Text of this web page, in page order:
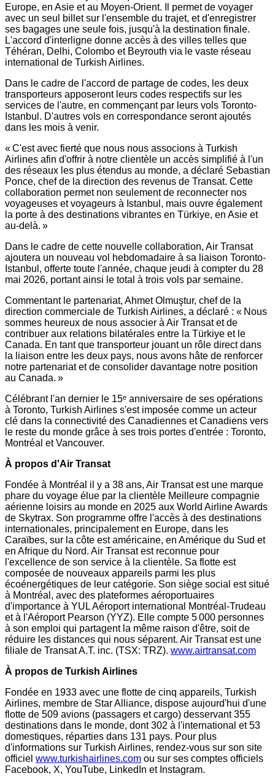
Europe, en Asie et au Moyen-Orient. Il permet de voyager
avec un seul billet sur l'ensemble du trajet, et d'enregistrer
ses bagages une seule fois, jusqu'à la destination finale.
L'accord d'interligne donne accès à des villes telles que
Téhéran, Delhi, Colombo et Beyrouth via le vaste réseau
international de Turkish Airlines.
Dans le cadre de l'accord de partage de codes, les deux
transporteurs apposeront leurs codes respectifs sur les
services de l'autre, en commençant par leurs vols Toronto-
Istanbul . D'autres vols en correspondance seront ajoutés
dans les mois à venir.
« C'est avec fierté que nous nous associons à Turkish
Airlines afin d'offrir à notre clientèle un accès simplifié à l'un
des réseaux les plus étendus au monde, a déclaré Sebastian
Ponce, chef de la direction des revenus de Transat. Cette
collaboration permet non seulement de reconnecter nos
voyageuses et voyageurs à Istanbul , mais ouvre également
la porte à des destinations vibrantes en Türkiye, en Asie et
au-delà. »
Dans le cadre de cette nouvelle collaboration, Air Transat
ajoutera un nouveau vol hebdomadaire à sa liaison Toronto-
Istanbul , offerte toute l'année, chaque jeudi à compter du 28
mai 2026, portant ainsi le total à trois vols par semaine.
Commentant le partenariat, Ahmet Olmuştur, chef de la
direction commerciale de Turkish Airlines, a déclaré : « Nous
sommes heureux de nous associer à Air Transat et de
contribuer aux relations bilatérales entre la Türkiye et le
Canada. En tant que transporteur jouant un rôle direct dans
la liaison entre les deux pays, nous avons hâte de renforcer
notre partenariat et de consolider davantage notre position
au Canada. »
Célébrant l'an dernier le 15ᵉ anniversaire de ses opérations
à Toronto, Turkish Airlines s'est imposée comme un acteur
clé dans la connectivité des Canadiennes et Canadiens vers
le reste du monde grâce à ses trois portes d'entrée : Toronto,
Montréal etVancouver.
À propos d'Air Transat
Fondée à Montréal il y a 38 ans, Air Transat est une marque
phare du voyage élue par la clientèle Meilleure compagnie
aérienne loisirs au monde en 2025 aux World Airline Awards
de Skytrax. Son programme offre l'accès à des destinations
internationales, principalement en Europe, dans les
Caraïbes, sur la côte est américaine, en Amérique du Sud et
en Afrique du Nord. Air Transat est reconnue pour
l'excellence de son service à la clientèle. Sa flotte est
composée de nouveaux appareils parmi les plus
écoénergétiques de leur catégorie. Son siège social est situé
à Montréal, avec des plateformes aéroportuaires
d'importance à YUL Aéroport international Montréal-Trudeau
et à l'Aéroport Pearson (YYZ). Elle compte 5 000 personnes
à son emploi qui partagent la même raison d'être, soit de
réduire les distances qui nous séparent. Air Transat est une
filiale de Transat A.T. inc. (TSX: TRZ). www.airtransat.com
À propos de Turkish Airlines
Fondée en 1933 avec une flotte de cinq appareils, Turkish
Airlines, membre de Star Alliance, dispose aujourd'hui d'une
flotte de 509 avions (passagers et cargo) desservant 355
destinations dans le monde, dont 302 à l'international et 53
domestiques, réparties dans 131 pays. Pour plus
d'informations sur Turkish Airlines, rendez-vous sur son site
officiel www.turkishairlines.com ou sur ses comptes officiels
Facebook, X, YouTube, LinkedIn et Instagram.